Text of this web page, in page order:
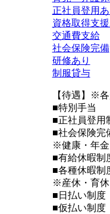
正社員登用あ
資格取得支援
交通費支給
社会保険完備
研修あり
制服貸与
【待遇】※
■特別手当
■正社員登用
■社会保険完
※健康・年
■有給休暇制
■各種休暇制
※産休・育休
■日払い制度
■仮払い制度